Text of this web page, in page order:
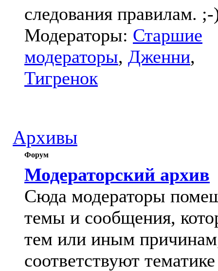
следования правилам.
Модераторы: Старшие
модераторы, Дженни,
Тигренок
Архивы
Форум
Модераторский архив
Сюда модераторы
темы и сообщения,
тем или иным
соответствуют